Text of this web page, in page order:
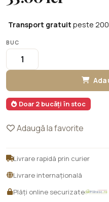
Transport gratuit peste
BUC
Doar 2 bucăți în stoc
Adaugă la favorite
Livrare rapidă prin curier
Livrare internațională
Plăți online securizate